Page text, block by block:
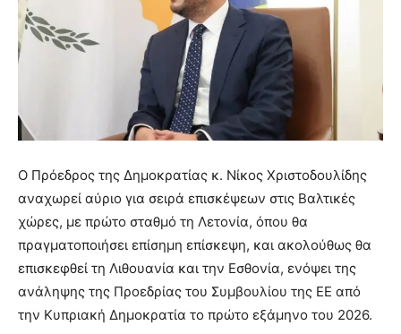
Ο Πρόεδρος της Δημοκρατίας κ. Νίκος Χριστοδουλίδης
αναχωρεί αύριο για σειρά επισκέψεων στις Βαλτικές
χώρες, με πρώτο σταθμό τη Λετονία, όπου θα
πραγματοποιήσει επίσημη επίσκεψη, και ακολούθως θα
επισκεφθεί τη Λιθουανία και την Εσθονία, ενόψει της
ανάληψης της Προεδρίας του Συμβουλίου της ΕΕ από
την Κυπριακή Δημοκρατία το πρώτο εξάμηνο του 2026.